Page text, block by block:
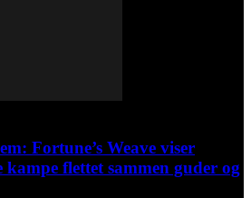
Fortune’s Weave viser
kampe flettet sammen guder og